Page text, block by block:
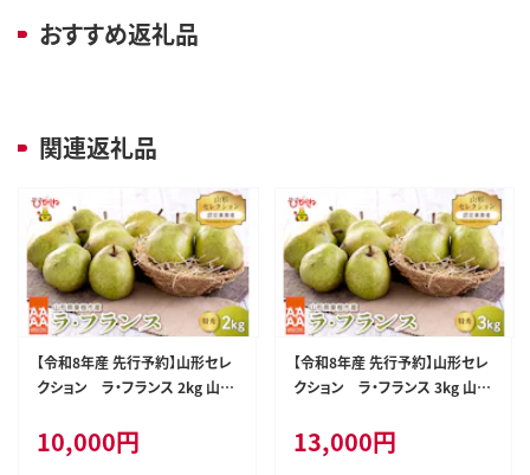
おすすめ返礼品
関連返礼品
【令和8年産 先行予約】山形セレ
クション ラ・フランス 2kg 山形
016
10,000円
【令和8年産 先行予約】山形セレ
クション ラ・フランス 3kg 山形
017
13,000円